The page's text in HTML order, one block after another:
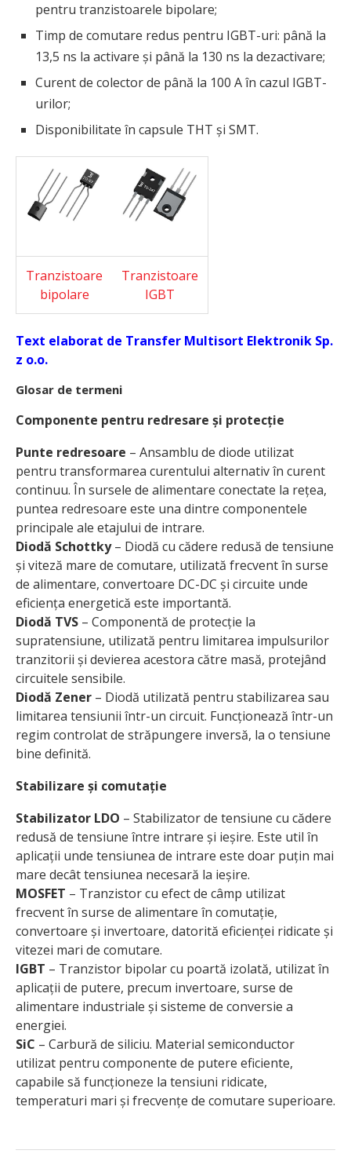
pentru tranzistoarele bipolare;
Timp de comutare redus pentru IGBT-uri: până la
13,5 ns la activare și până la 130 ns la dezactivare;
Curent de colector de până la 100 A în cazul IGBT-
urilor;
Disponibilitate în capsule THT și SMT.
Tranzistoare
bipolare
Tranzistoare
IGBT
Text elaborat de Transfer Multisort Elektronik Sp.
z o.o.
Glosar de termeni
Componente pentru redresare și protecție
Punte redresoare – Ansamblu de diode utilizat
pentru transformarea curentului alternativ în curent
continuu. În sursele de alimentare conectate la rețea,
puntea redresoare este una dintre componentele
principale ale etajului de intrare.
Diodă Schottky– Diodă cu cădere redusă de tensiune
și viteză mare de comutare, utilizată frecvent în surse
de alimentare, convertoare DC-DC și circuite unde
eficiența energetică este importantă.
Diodă TVS – Componentă de protecție la
supratensiune, utilizată pentru limitarea impulsurilor
tranzitorii și devierea acestora către masă, protejând
circuitele sensibile.
Diodă Zener – Diodă utilizată pentru stabilizarea sau
limitarea tensiunii într-un circuit. Funcționează într-un
regim controlat de străpungere inversă, la o tensiune
bine definită.
Stabilizare și comutație
Stabilizator LDO – Stabilizator de tensiune cu cădere
redusă de tensiune între intrare și ieșire. Este util în
aplicații unde tensiunea de intrare este doar puțin mai
mare decât tensiunea necesară la ieșire.
MOSFET – Tranzistor cu efect de câmp utilizat
frecvent în surse de alimentare în comutație,
convertoare și invertoare, datorită eficienței ridicate și
vitezei mari de comutare.
IGBT – Tranzistor bipolar cu poartă izolată, utilizat în
aplicații de putere, precum invertoare, surse de
alimentare industriale și sisteme de conversie a
energiei.
SiC – Carbură de siliciu. Material semiconductor
utilizat pentru componente de putere eficiente,
capabile să funcționeze la tensiuni ridicate,
temperaturi mari și frecvențe de comutare superioare.